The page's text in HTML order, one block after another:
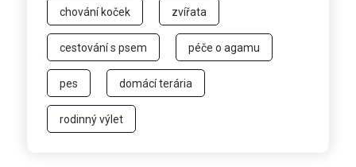
chování koček zvířata
cestování s psem péče o agamu
pes domácí terária
rodinný výlet